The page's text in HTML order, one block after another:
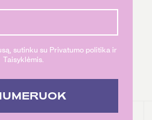
sutinku su Privatumo politika ir
Taisyklėmis.